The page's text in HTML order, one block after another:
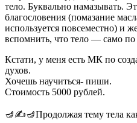
тело. Буквально намазывать.
благословения (помазание
используется повсеместно) и
вспомнить, что тело — само по
Кстати, у меня есть МК по
духов.
Хочешь научиться- пиши.
Стоимость 5000 рублей.
🪔✍️🪔Продолжая тему тела как